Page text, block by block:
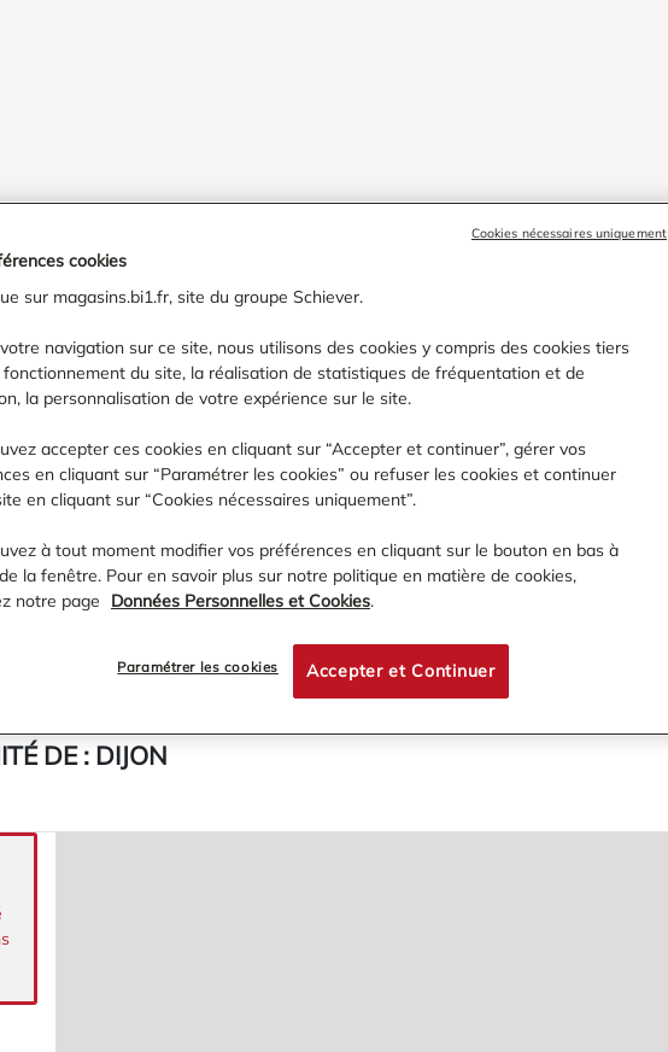
TROUVER UN MAGASIN BI1
DE : DIJON
cookies
sur magasins.bi1.fr, site du groupe Schiever.
navigation sur ce site, nous utilisons des cookies y compris des cookies tiers
fonctionnement du site, la réalisation de statistiques de fréquentation et de
la personnalisation de votre expérience sur le site.
accepter ces cookies en cliquant sur “Accepter et continuer”, gérer vos
en cliquant sur “Paramétrer les cookies” ou refuser les cookies et continuer
en cliquant sur “Cookies nécessaires uniquement”.
à tout moment modifier vos préférences en cliquant sur le bouton en bas à
la fenêtre. Pour en savoir plus sur notre politique en matière de cookies,
notre page
Données Personnelles et Cookies.
Accepter et Continuer
Paramétrer les cookies
Cookies nécessaires uniquement